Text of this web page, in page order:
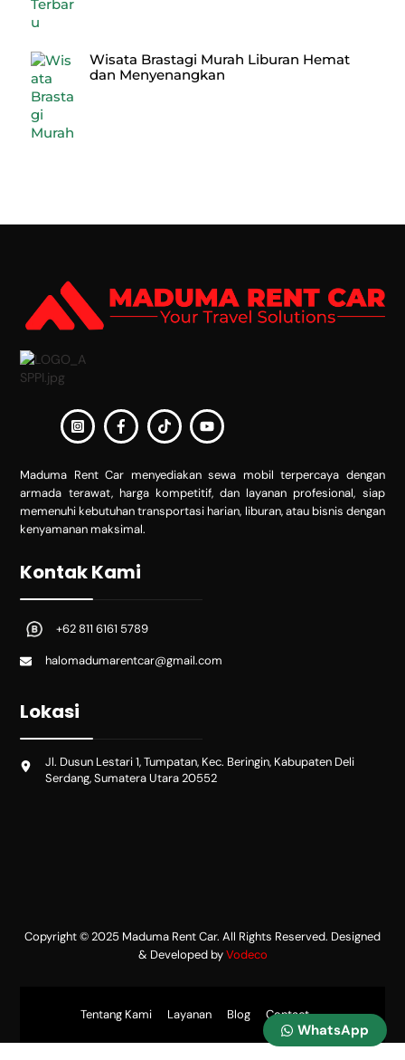
WhatsApp
Wisata Brastagi Murah Liburan Hemat
dan Menyenangkan
Maduma Rent Car menyediakan sewa mobil terpercaya dengan
armada terawat, harga kompetitif, dan layanan profesional, siap
memenuhi kebutuhan transportasi harian, liburan, atau bisnis dengan
kenyamanan maksimal.
Kontak Kami
+62 811 6161 5789
halomadumarentcar@gmail.com
Lokasi
Jl. Dusun Lestari 1, Tumpatan, Kec. Beringin, Kabupaten Deli
Serdang, Sumatera Utara 20552
Tentang Kami Layanan Blog Contact
Copyright © 2025 Maduma Rent Car. All Rights Reserved. Designed
& Developed byVodeco